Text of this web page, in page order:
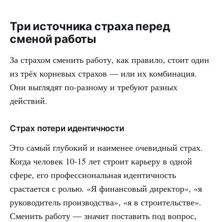
Три источника страха перед
сменой работы
За страхом сменить работу, как правило, стоит один
из трёх корневых страхов — или их комбинация.
Они выглядят по-разному и требуют разных
действий.
Страх потери идентичности
Это самый глубокий и наименее очевидный страх.
Когда человек 10-15 лет строит карьеру в одной
сфере, его профессиональная идентичность
срастается с ролью. «Я финансовый директор», «я
руководитель производства», «я в строительстве».
Сменить работу — значит поставить под вопрос,